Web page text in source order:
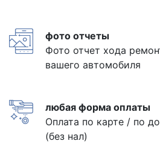
фото отчеты
Фото отчет хода
вашего автомобиля
любая форма оплаты
Оплата по карте / по
(без нал)